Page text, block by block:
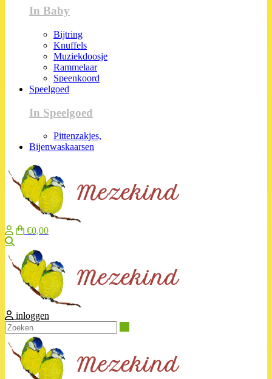
In Baby
Bijtring
Knuffels
Muziekdoosje
Rammelaar
Speenkoord
Speelgoed
In Speelgoed
Pittenzakjes,
Bijenwaskaarsen
€0,00
inloggen